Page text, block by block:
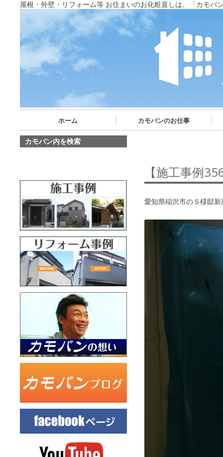
屋根・外壁・リフォーム等 お住まいのお化粧直しは、「カモバ
ホーム カモバンのお仕事
【施工事例
愛知県稲沢市のＳ様邸
カモバン内を検索